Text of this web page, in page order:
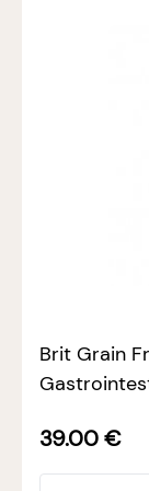
Brit Grain
39.00€